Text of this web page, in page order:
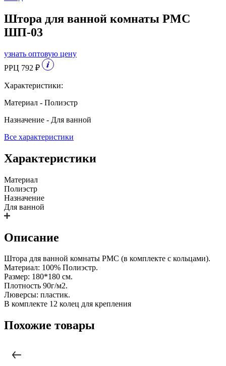
Штора для ванной комнаты РМС
ШП-03
узнать оптовую цену
РРЦ 792 ₽
Характеристики:
Материал - Полиэстр
Назначение - Для ванной
Все характеристики
Характеристики
Материал
Полиэстр
Назначение
Для ванной
Описание
Штора для ванной комнаты РМС (в комплекте с кольцами).
Материал: 100% Полиэстр.
Размер: 180*180 см.
Плотность 90г/м2.
Люверсы: пластик.
В комплекте 12 колец для крепления
Похожие товары